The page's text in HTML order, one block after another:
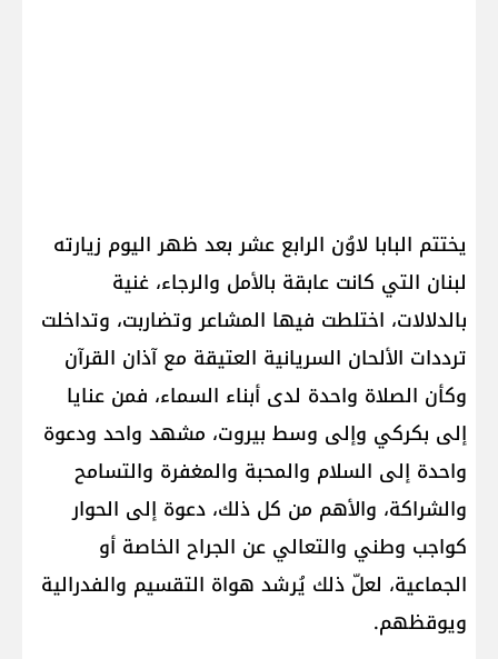
يختتم البابا لاوُن الرابع عشر بعد ظهر اليوم زيارته
لبنان التي كانت عابقة بالأمل والرجاء، غنية
بالدلالات، اختلطت فيها المشاعر وتضاربت، وتداخلت
ترددات الألحان السريانية العتيقة مع آذان القرآن
وكأن الصلاة واحدة لدى أبناء السماء، فمن عنايا
إلى بكركي وإلى وسط بيروت، مشهد واحد ودعوة
واحدة إلى السلام والمحبة والمغفرة والتسامح
والشراكة، والأهم من كل ذلك، دعوة إلى الحوار
كواجب وطني والتعالي عن الجراح الخاصة أو
الجماعية، لعلّ ذلك يُرشد هواة التقسيم والفدرالية
ويوقظهم.